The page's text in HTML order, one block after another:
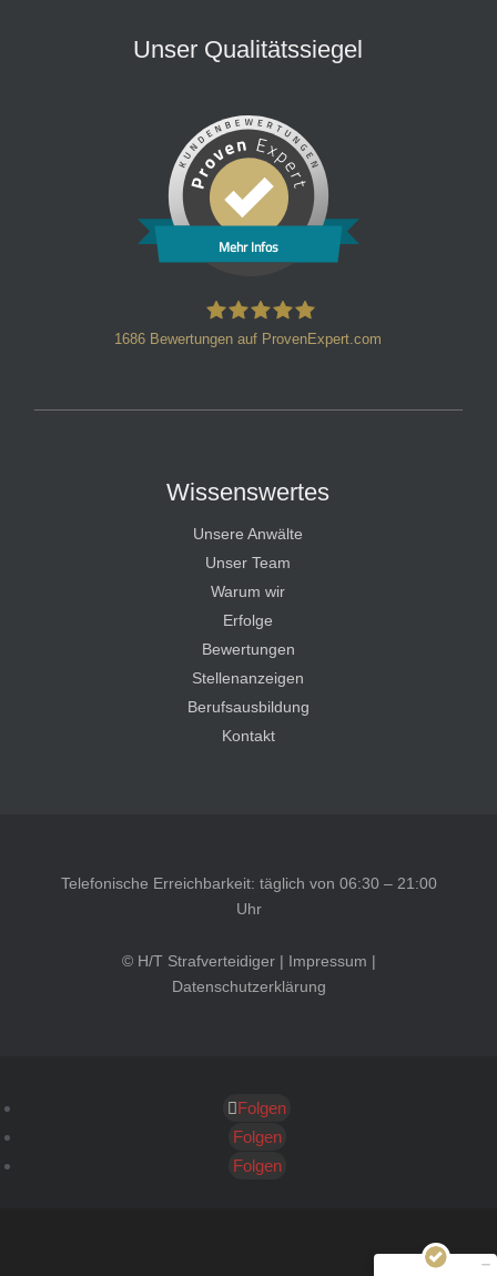
Unser Qualitätssiegel
Mehr Infos
1686 Bewertungen auf ProvenExpert.com
Wissenswertes
Unsere Anwälte
Unser Team
Warum wir
Erfolge
Bewertungen
Stellenanzeigen
Berufsausbildung
Kontakt
Telefonische Erreichbarkeit: täglich von 06:30 – 21:00
Uhr
© H/T Strafverteidiger | Impressum |
Datenschutzerklärung
Folgen
Folgen
Folgen
Kundenbewertungen und Erfahrungen zu
SEHR GUT